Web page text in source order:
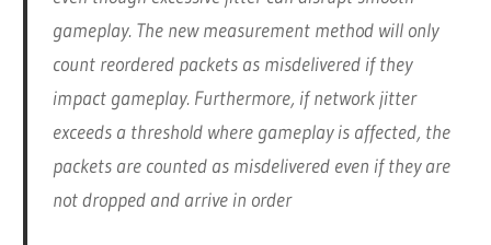
gameplay. The new measurement method will only
count reordered packets as misdelivered if they
impact gameplay. Furthermore, if network jitter
exceeds a threshold where gameplay is affected, the
packets are counted as misdelivered even if they are
not dropped and arrive in order